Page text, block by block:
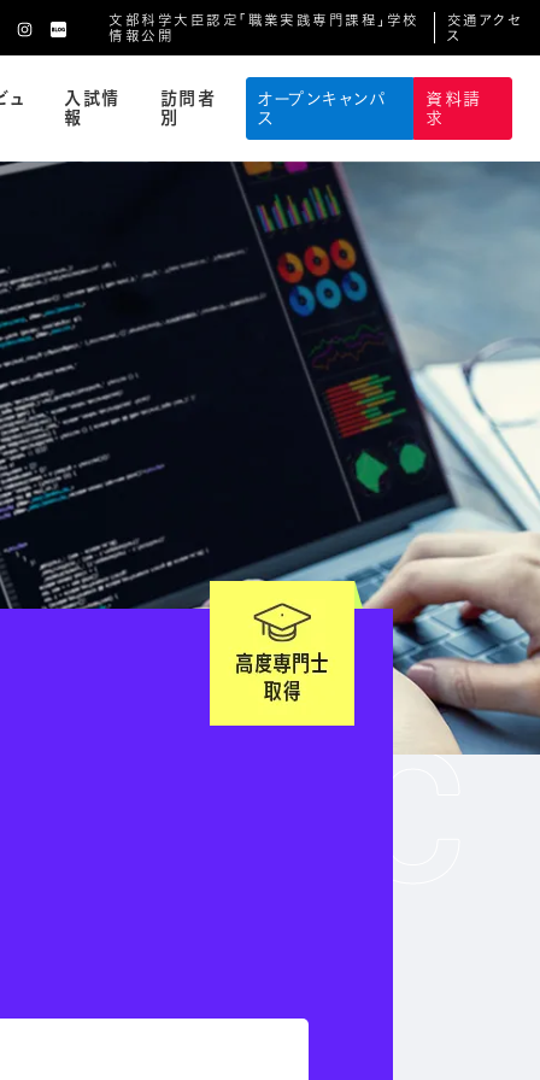
文部科学大臣認定「職業実践専門課程」学校
情報公開
交通アクセ
ス
ュ
入試情
報
訪問者
別
オープンキャンパ
ス
資料請
求